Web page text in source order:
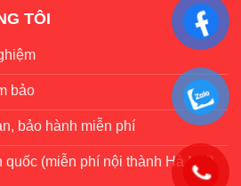
TÔI
bảo
bảo hành miễn phí
quốc (miễn phí nội thành Hà Nội)